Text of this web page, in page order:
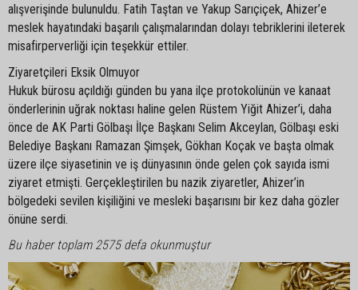
alışverişinde bulunuldu. Fatih Taştan ve Yakup Sarıçiçek, Ahizer’e
meslek hayatındaki başarılı çalışmalarından dolayı tebriklerini ileterek
misafirperverliği için teşekkür ettiler.
Ziyaretçileri Eksik Olmuyor
Hukuk bürosu açıldığı günden bu yana ilçe protokolünün ve kanaat
önderlerinin uğrak noktası haline gelen Rüstem Yiğit Ahizer’i, daha
önce de AK Parti Gölbaşı İlçe Başkanı Selim Akceylan, Gölbaşı eski
Belediye Başkanı Ramazan Şimşek, Gökhan Koçak ve başta olmak
üzere ilçe siyasetinin ve iş dünyasının önde gelen çok sayıda ismi
ziyaret etmişti. Gerçekleştirilen bu nazik ziyaretler, Ahizer’in
bölgedeki sevilen kişiliğini ve mesleki başarısını bir kez daha gözler
önüne serdi.
Bu haber toplam 2575 defa okunmuştur